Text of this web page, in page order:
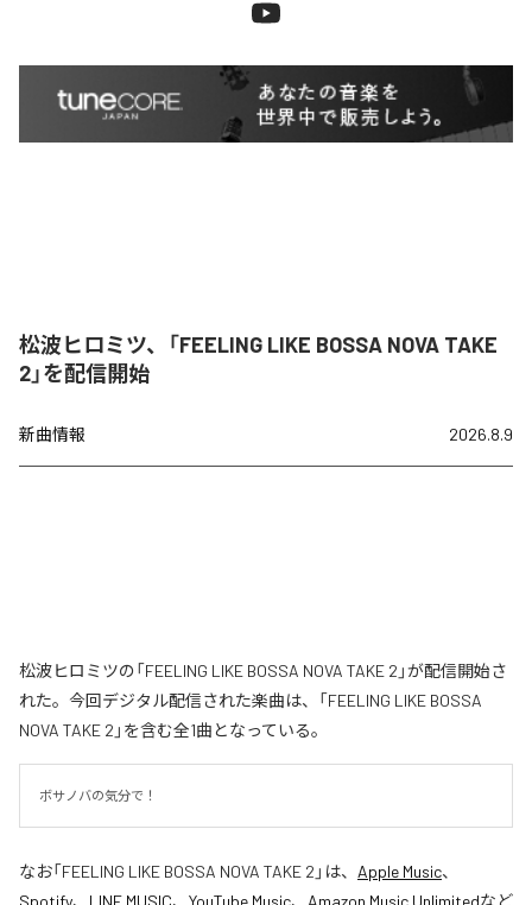
松波ヒロミツ、「FEELING LIKE BOSSA NOVA TAKE
2」を配信開始
新曲情報 2026.8.9
松波ヒロミツの「FEELING LIKE BOSSA NOVA TAKE 2」が配信開始さ
れた。今回デジタル配信された楽曲は、「FEELING LIKE BOSSA
NOVA TAKE 2」を含む全1曲となっている。
ボサノバの気分で！
なお「FEELING LIKE BOSSA NOVA TAKE 2 」は、 Apple Music、